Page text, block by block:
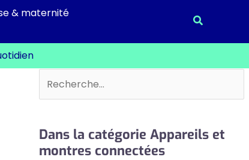
& maternité
Rechercher
Dans la catégorie Appareils et
montres connectées